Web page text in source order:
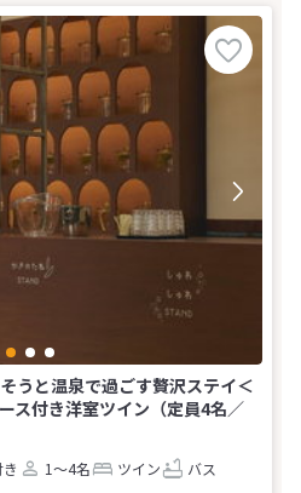
うと温泉で過ごす贅沢ステイ＜
ス付き洋室ツイン（定員4名／
1～4名 ツイン
バス